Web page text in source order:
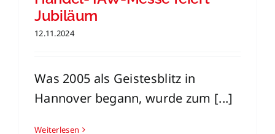
Jubiläum
12.11.2024
Was 2005 als Geistesblitz in
Hannover begann, wurde zum [...]
Weiterlesen